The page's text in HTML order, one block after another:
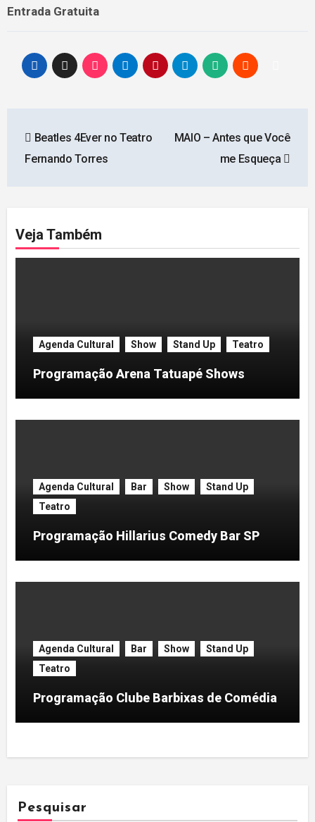
Entrada Gratuita
de Beatles 4Ever no Teatro
Fernando Torres
MAIO – Antes que Você
me Esqueça
Veja Também
Agenda Cultural Show Stand Up Teatro
Programação Arena Tatuapé Shows
Agenda Cultural Bar Show
Stand Up
Teatro
Programação Hillarius Comedy Bar SP
Agenda Cultural Bar Show
Stand Up
Teatro
Programação Clube Barbixas de Comédia
Pesquisar